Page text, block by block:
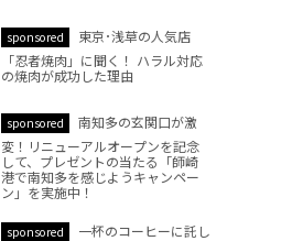
sponsored
東京･浅草の人気店
「忍者焼肉」に聞く！ ハラル対応
の焼肉が成功した理由
sponsored
南知多の玄関口が激
変！リニューアルオープンを記念
して、プレゼントの当たる「師崎
港で南知多を感じようキャンペー
ン」を実施中！
sponsored
一杯のコーヒーに託し